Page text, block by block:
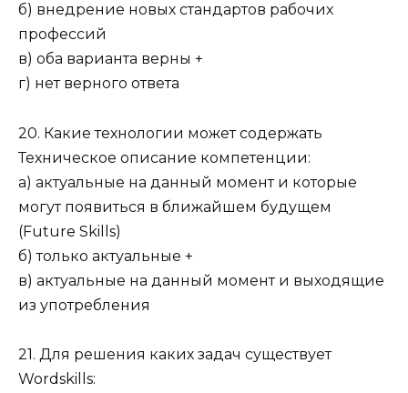
б) внедрение новых стандартов рабочих
профессий
в) оба варианта верны +
г) нет верного ответа
20. Какие технологии может содержать
Техническое описание компетенции:
а) актуальные на данный момент и которые
могут появиться в ближайшем будущем
(Future Skills)
б) только актуальные +
в) актуальные на данный момент и выходящие
из употребления
21. Для решения каких задач существует
Wordskills: